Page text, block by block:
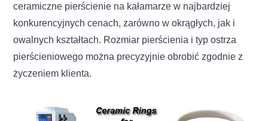
ceramiczne pierścienie na kałamarze w najbardziej
konkurencyjnych cenach, zarówno w okrągłych, jak i
owalnych kształtach. Rozmiar pierścienia i typ ostrza
pierścieniowego można precyzyjnie obrobić zgodnie z
życzeniem klienta.